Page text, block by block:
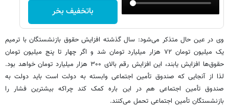
باتخفیف بخر
وی در عین حال متذکر می‌شود: سال گذشته افزایش حقوق بازنشستگان با ترمیم
یک میلیون تومان ۷۲ هزار میلیارد تومان شد و اگر چهار تا پنج میلیون تومان
حقوق‌ها افزایش یابند، این افزایش رقم بالای ۳۰۰ هزار میلیارد تومان خواهد بود.
لذا از آنجایی که صندوق تأمین اجتماعی وابسته به دولت است باید دولت به
صندوق تأمین اجتماعی هم در این باره کمک کند چراکه بیشترین فشار را
بازنشستگان تأمین اجتماعی تحمل می‌کنند.